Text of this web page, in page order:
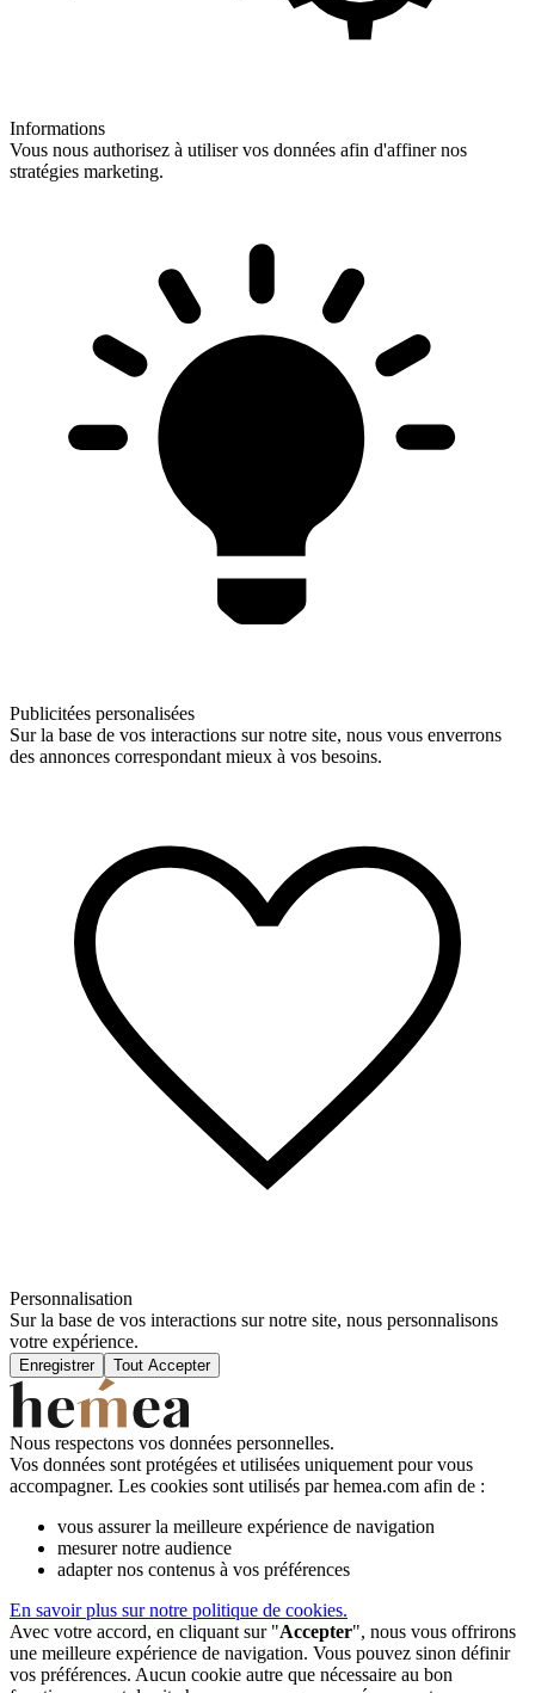
Informations
Vous nous authorisez à utiliser vos données afin d'affiner nos
stratégies marketing.
Publicitées personalisées
Sur la base de vos interactions sur notre site, nous vous enverrons
des annonces correspondant mieux à vos besoins.
Personnalisation
Sur la base de vos interactions sur notre site, nous personnalisons
votre expérience.
Enregistrer Tout Accepter
Nous respectons vos données personnelles.
Vos données sont protégées et utilisées uniquement pour vous
accompagner. Les cookies sont utilisés par hemea.com afin de :
vous assurer la meilleure expérience de navigation
mesurer notre audience
adapter nos contenus à vos préférences
En savoir plus sur notre politique de cookies.
Avec votre accord, en cliquant sur "Accepter", nous vous offrirons
une meilleure expérience de navigation. Vous pouvez sinon définir
vos préférences. Aucun cookie autre que nécessaire au bon